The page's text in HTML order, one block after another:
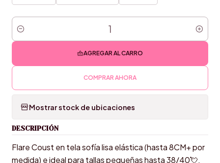
Cantidad
AGREGAR AL CARRO
COMPRAR AHORA
Mostrar stock de ubicaciones
DESCRIPCIÓN
Flare Coust en tela sofía lisa elástica (hasta 8CM+ por
medida) e ideal para tallas pequeñas hasta 38/40💘.